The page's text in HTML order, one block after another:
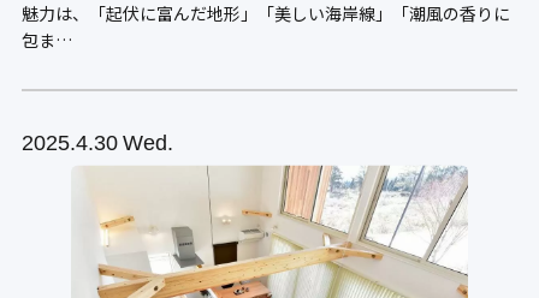
魅力は、「起伏に富んだ地形」「美しい海岸線」「潮風の香りに
包ま…
2025 4.30 Wed.